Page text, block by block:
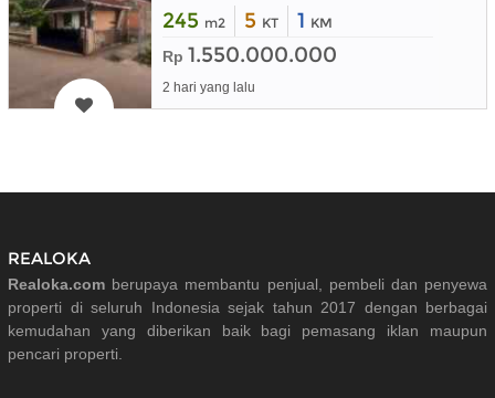
245 m2 5 KT 1 KM
Rp 1.550.000.000
2 hari yang lalu
REALOKA
Realoka.com berupaya membantu penjual, pembeli dan penyewa
properti di seluruh Indonesia sejak tahun 2017 dengan berbagai
kemudahan yang diberikan baik bagi pemasang iklan maupun
pencari properti.